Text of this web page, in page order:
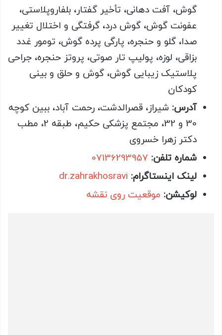
گوش، آفت دهانی، تأخیر گفتار، بلفاروپلاستی،
عفونت گوش، گوش درد، گرفتگی و اختلال تغییر
صدا، گلو و حنجره، پارگی پرده گوش، تومور غدد
بزاقی، لوزه، پولیپ تار صوتی، پروتز حنجره، جراحی
پلاستیک زیبایی گوش، گوش و حلق و بینی
کودکان
آدرس: شیراز، قصرالدشت، رحمت آباد، ببین کوچه
30 و 32، مجتمع پزشکی حکیم، طبقه 2، مطب
دکتر زهرا خسروی
شماره تلفن: 07136293957
لینک اینستاگرام: dr.zahrakhosravi
لوکیشن: موقعیت روی نقشه